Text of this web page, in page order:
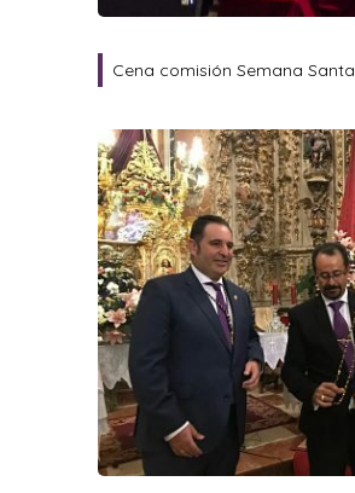
Cena comisión Semana Santa